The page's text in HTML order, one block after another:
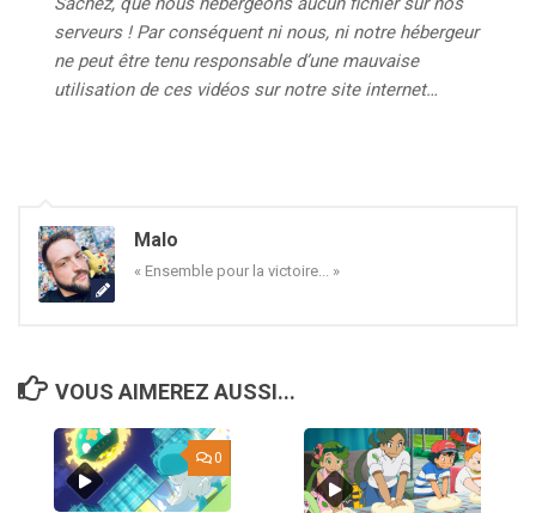
serveurs ! Par conséquent ni nous, ni notre hébergeur
ne peut être tenu responsable d’une mauvaise
utilisation de ces vidéos sur notre site internet…
Malo
« Ensemble pour la victoire... »
VOUS AIMEREZ AUSSI...
0